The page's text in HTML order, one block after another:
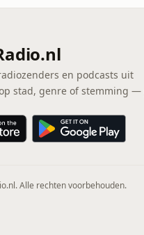
en podcasts uit
stad, genre of stemming —
Alle rechten voorbehouden.